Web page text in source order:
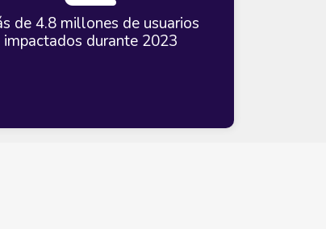
de 4.8 millones de usuarios
impactados durante 2023